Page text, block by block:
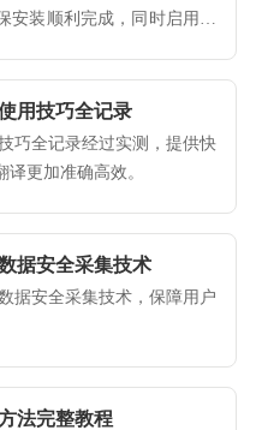
装顺利完成，同时启用所
用技巧全记录
巧全记录经过实测，提供快
更加准确高效。
据安全采集技术
据安全采集技术，保障用户
法完整教程